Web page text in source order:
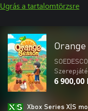
Ugrás a tartalomtörzsre
Orange
SOEDESCO
6 900,00
Xbox Series X|S